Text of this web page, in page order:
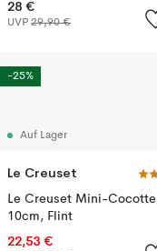
28 €
UVP 29,90 €
Auf Lager
Le Creuset
Le Creuset Mini-Cocotte
10cm, Flint
22,53 €
-25%